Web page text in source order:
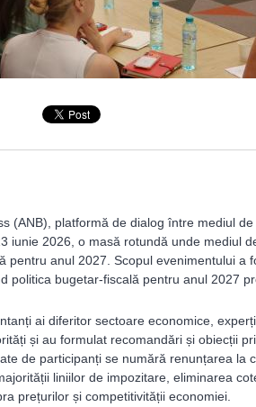
(ANB), platformă de dialog între mediul
iunie 2026, o masă rotundă unde mediul
pentru anul 2027. Scopul evenimentului a
politica bugetar-fiscală pentru anul 2027
ai diferitor sectoare economice,
și au formulat recomandări și obiecții
de participanți se numără renunțarea la
liniilor de impozitare, eliminarea
prețurilor și competitivității economiei.